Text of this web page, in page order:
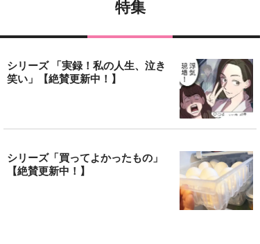
特集
シリーズ 「実録！私の人生、泣き
笑い」【絶賛更新中！】
シリーズ「買ってよかったもの」
【絶賛更新中！】